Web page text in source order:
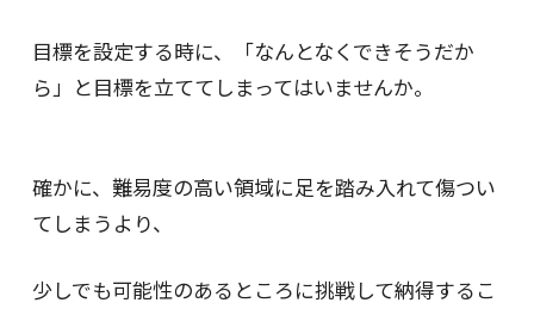
目標を設定する時に、「なんとなくできそうだか
ら」と目標を立ててしまってはいませんか。
確かに、難易度の高い領域に足を踏み入れて傷つい
てしまうより、
少しでも可能性のあるところに挑戦して納得するこ